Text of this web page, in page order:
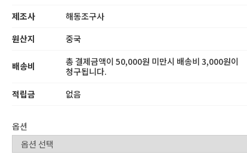
제조사
해동조구사
원산지
중국
배송비
총 결제금액이 50,000원 미만시 배송비 3,000원이
청구됩니다.
적립금
없음
옵션